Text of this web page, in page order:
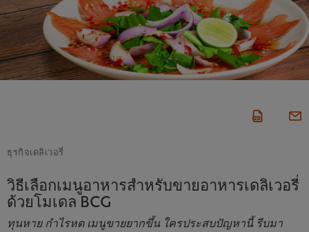
ธุรกิจเดลิเวอรี่
วิธีเลือกเมนูอาหารสำหรับขายอาหารเดลิเวอรี่
ด้วยโมเดล BCG
ทุนหาย กำไรหด เมนูขายยากขึ้น ใครประสบปัญหานี้ รีบมา